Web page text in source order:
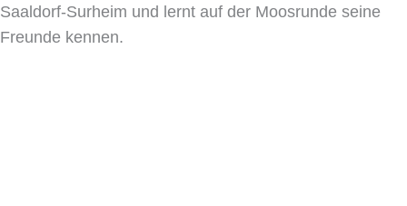
Saaldorf-Surheim und lernt auf der Moosrunde seine
Freunde kennen.